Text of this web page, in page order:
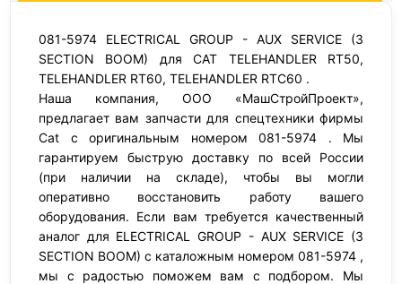
081-5974 ELECTRICAL GROUP - AUX SERVICE (3
SECTION BOOM) для CAT TELEHANDLER RT50,
TELEHANDLER RT60, TELEHANDLER RTC60 .
Наша компания, ООО «МашСтройПроект»,
предлагает вам запчасти для спецтехники фирмы
Cat с оригинальным номером 081-5974 . Мы
гарантируем быструю доставку по всей России
(при наличии на складе), чтобы вы могли
оперативно восстановить работу вашего
оборудования. Если вам требуется качественный
аналог для ELECTRICAL GROUP - AUX SERVICE (3
SECTION BOOM) с каталожным номером 081-5974 ,
мы с радостью поможем вам с подбором. Мы